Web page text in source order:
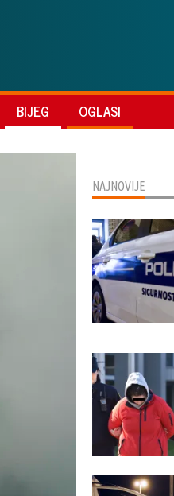
BIJEG OGLASI
NAJNOVIJE